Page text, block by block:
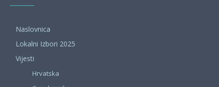
Naslovnica
Lokalni Izbori 2025
Vijesti
Hrvatska